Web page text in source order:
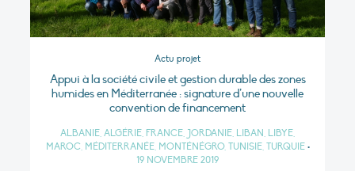
Actu projet
Appui à la société civile et gestion durable des zones
humides en Méditerranée : signature d’une nouvelle
convention de financement
ALBANIE, ALGÉRIE, FRANCE, JORDANIE, LIBAN, LIBYE,
MAROC, MÉDITERRANÉE, MONTÉNÉGRO, TUNISIE, TURQUIE •
19 NOVEMBRE 2019